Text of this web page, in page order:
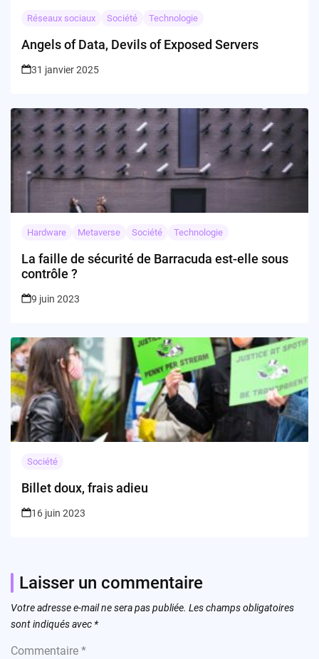
Réseaux sociaux Société Technologie
Angels of Data, Devils of Exposed Servers
31 janvier 2025
Hardware Metaverse Société Technologie
La faille de sécurité de Barracuda est-elle sous
contrôle ?
9 juin 2023
Société
Billet doux, frais adieu
16 juin 2023
Laisser un commentaire
Votre adresse e-mail ne sera pas publiée. Les champs obligatoires
sont indiqués avec *
Commentaire *